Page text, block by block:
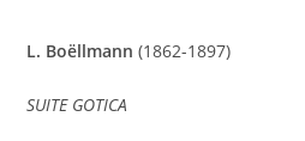
L. Boëllmann (1862-1897)
SUITE GOTICA